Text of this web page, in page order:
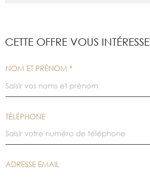
CETTE OFFRE VOUS INTÉRESSE
NOM ET PRÉNOM *
TÉLÉPHONE
ADRESSE EMAIL